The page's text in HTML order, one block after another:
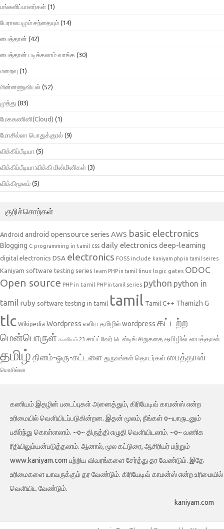
பங்களிப்பாளர்கள் (1)
பேராலயமும் சந்தையும் (14)
பைத்தான் (42)
பைத்தான் படிக்கலாம் வாங்க (30)
மறைவு (1)
மின்னணுவியல் (52)
முத்து (83)
மேககணினி(Cloud) (1)
மோசில்லா பொதுக்குரல் (9)
விக்கிப்பீடியா (5)
விக்கிப்பீடியா:விக்கி மின்மினிகள் (3)
விக்கிமூலம் (5)
குறிச்சொற்கள்
Android android opensource series AWS basic electronics
Blogging C programming in tamil css daily electronicsdeep-learning
digital electronics DSA electronics FOSS include kaniyam php in tamil seires
Kaniyam software testing series learn PHP in tamil linux logic gates ODOC
Open source PHP in tamil PHP in tamil series python python in
tamil ruby software testing in tamil tamil Tamil C++ Thamizh G
tlc Wikipedia Wordpress எளிய தமிழில் wordpress கட்டற்ற
மென்பொருள் கணியம் 23 சாப்ட்வேர் டெஸ்டிங் சிறுகதை தமிழில் பைத்தான்
தமிழ் தினம்-ஒரு-கட்டளை துருவங்கள் தொடர்கள்பைத்தான்
மொசில்லா
கணியம் இதழின் படைப்புகள் அனைத்தும், கிரியேடிவ் காமன்ஸ் என்ற
உரிமையில் வெளியிடப்படுகின்றன. இதன் மூலம், நீங்கள் o~யாருடனும்
பகிர்ந்து கொள்ளலாம். ~o~ திருத்தி எழுதி வெளியிடலாம். ~o~ வணிக
ரீதியிலும்யன்படுத்தலாம். ஆனால், மூல கட்டுரை, ஆசிரியர் மற்றும்
www.kaniyam.com பற்றிய விவரங்களை சேர்த்து தர வேண்டும். இதே
உரிமைகளை யாவருக்கும் தர வேண்டும். கிரியேடிவ் காமன்ஸ் என்ற உரிமையில்
வெளியிட வேண்டும்.
kaniyam.com